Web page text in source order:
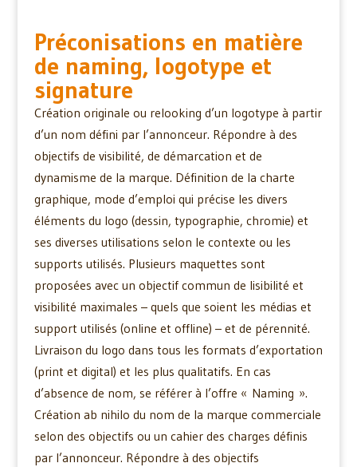
Préconisations en matière
de naming, logotype et
signature
Création originale ou relooking d’un logotype à partir
d’un nom défini par l’annonceur. Répondre à des
objectifs de visibilité, de démarcation et de
dynamisme de la marque. Définition de la charte
graphique, mode d’emploi qui précise les divers
éléments du logo (dessin, typographie, chromie) et
ses diverses utilisations selon le contexte ou les
supports utilisés. Plusieurs maquettes sont
proposées avec un objectif commun de lisibilité et
visibilité maximales – quels que soient les médias et
support utilisés (online et offline) – et de pérennité.
Livraison du logo dans tous les formats d’exportation
(print et digital) et les plus qualitatifs. En cas
d’absence de nom, se référer à l’offre « Naming ».
Création ab nihilo du nom de la marque commerciale
selon des objectifs ou un cahier des charges définis
par l’annonceur. Répondre à des objectifs